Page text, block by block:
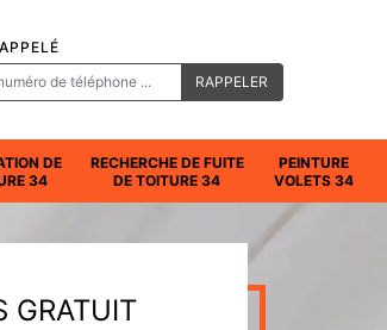
DE
34
RECHERCHE DE FUITE
DE TOITURE 34
PEINTURE
VOLETS 34
GRATUIT